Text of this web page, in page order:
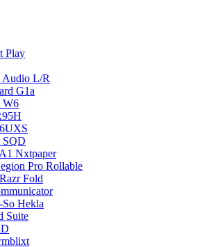
Play
Audio L/R
G1a
W6
Nxtpaper
Pro Rollable
Fold
Hekla
Suite